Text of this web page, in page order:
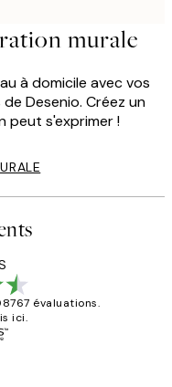
murale
à domicile avec vos
Desenio. Créez un
peut s'exprimer !
évaluations.
ici.